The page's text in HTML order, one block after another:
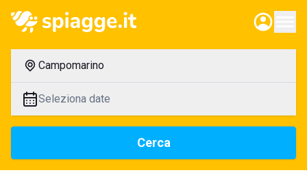
Campomarino
Seleziona date
Cerca